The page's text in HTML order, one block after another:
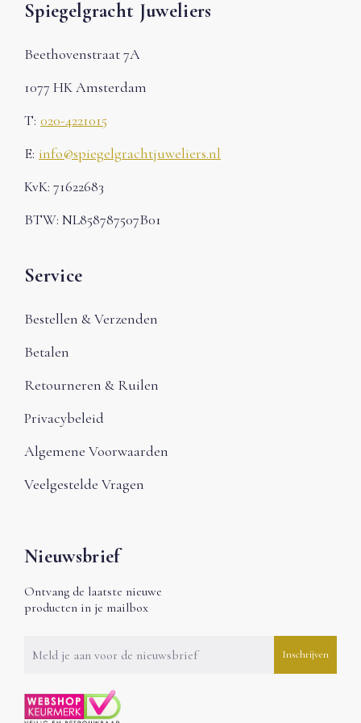
Spiegelgracht Juweliers
Beethovenstraat 7A
1077 HK Amsterdam
T: 020-4221015
E: info@spiegelgrachtjuweliers.nl
KvK: 71622683
BTW: NL858787507B01
Service
Bestellen & Verzenden
Betalen
Retourneren & Ruilen
Privacybeleid
Algemene Voorwaarden
Veelgestelde Vragen
Nieuwsbrief
Ontvang de laatste nieuwe
producten in je mailbox